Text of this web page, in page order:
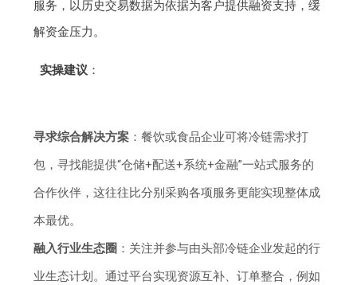
服务，以历史交易数据为依据为客户提供融资支持，缓
解资金压力。
实操建议 ：
寻求综合解决方案 ：餐饮或食品企业可将冷链需求打
包，寻找能提供“仓储+配送+系统+金融”一站式服务的
合作伙伴，这往往比分别采购各项服务更能实现整体成
本最优。
融入行业生态圈 ：关注并参与由头部冷链企业发起的行
业生态计划。通过平台实现资源互补、订单整合，例如